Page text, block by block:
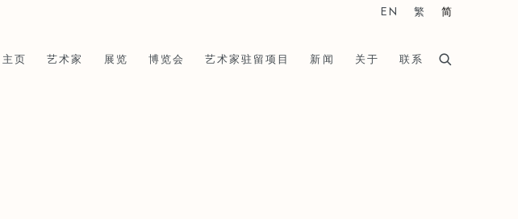
主页 艺术家 展览 博览会 艺术家驻留项目 新闻 关于 联系
EN 繁 简